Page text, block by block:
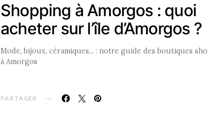
Shopping à Amorgos : quoi
acheter sur l’île d’Amorgos ?
Mode, bijoux, céramiques... : notre guide des boutiques
à Amorgos
PARTAGER